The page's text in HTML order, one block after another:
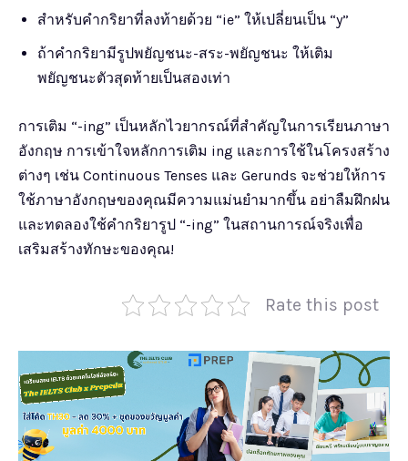
สำหรับคำกริยาที่ลงท้ายด้วย “ie” ให้เปลี่ยนเป็น “y”
ถ้าคำกริยามีรูปพยัญชนะ-สระ-พยัญชนะ ให้เติม
พยัญชนะตัวสุดท้ายเป็นสองเท่า
การเติม “-ing” เป็นหลักไวยากรณ์ที่สำคัญในการเรียนภาษา
อังกฤษ การเข้าใจหลักการเติม ing และการใช้ในโครงสร้าง
ต่างๆ เช่น Continuous Tenses และ Gerunds จะช่วยให้การ
ใช้ภาษาอังกฤษของคุณมีความแม่นยำมากขึ้น อย่าลืมฝึกฝน
และทดลองใช้คำกริยารูป “-ing” ในสถานการณ์จริงเพื่อ
เสริมสร้างทักษะของคุณ!
Rate this post